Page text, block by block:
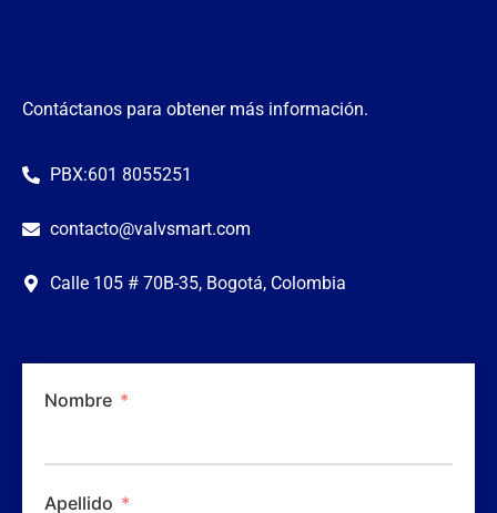
Contáctanos para obtener más información.
PBX:601 8055251
contacto@valvsmart.com
Calle 105 # 70B-35, Bogotá, Colombia
Nombre
Apellido